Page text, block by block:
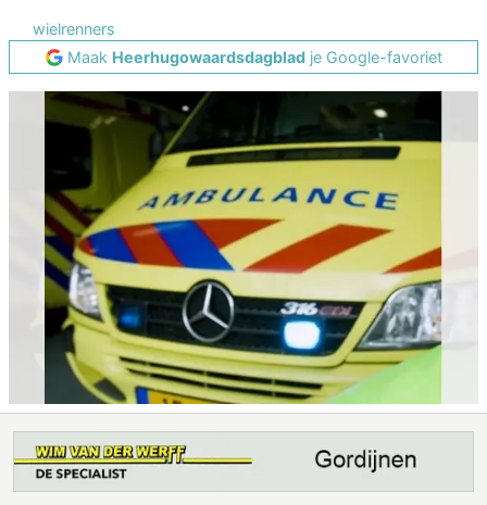
wielrenners
Maak Heerhugowaardsdagbladje Google-favoriet